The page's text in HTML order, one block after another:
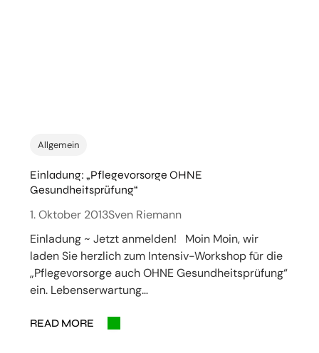
Allgemein
Einladung: „Pflegevorsorge OHNE
Gesundheitsprüfung“
1. Oktober 2013Sven Riemann
Einladung ~ Jetzt anmelden! Moin Moin, wir
laden Sie herzlich zum Intensiv-Workshop für die
„Pflegevorsorge auch OHNE Gesundheitsprüfung“
ein. Lebenserwartung…
READ MORE